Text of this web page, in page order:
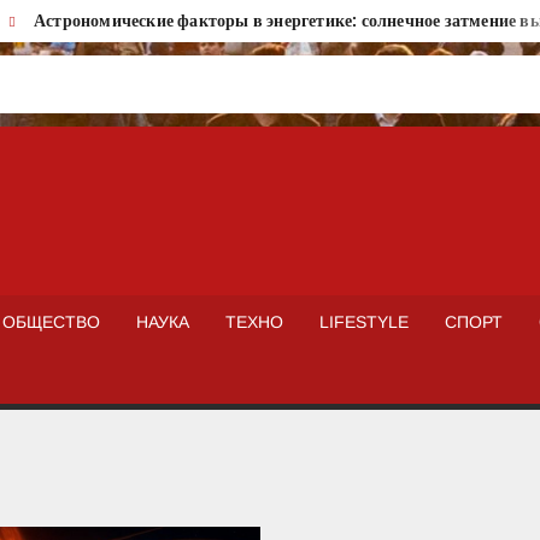
Астрономические факторы в энергетике: солнечное затмение
ОБЩЕСТВО НАУКА ТЕХНО LIFESTYLE СПОРТ